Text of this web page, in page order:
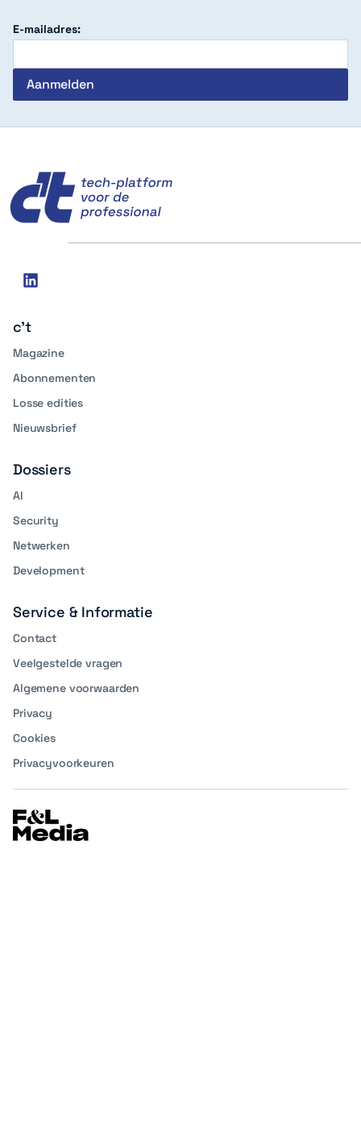
E-mailadres:
Social
linkedin
c't
Magazine
Abonnementen
Losse edities
Nieuwsbrief
Dossiers
AI
Security
Netwerken
Development
Service & Informatie
Contact
Veelgestelde vragen
Algemene voorwaarden
Privacy
Cookies
Privacyvoorkeuren